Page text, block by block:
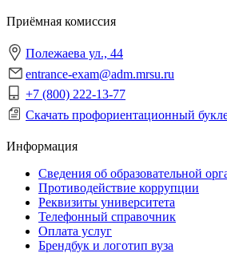
Приёмная комиссия
Полежаева ул., 44
entrance-exam@adm.mrsu.ru
+7 (800) 222-13-77
Скачать профориентационный
Информация
Сведения об образовательной
Противодействие коррупции
Реквизиты университета
Телефонный справочник
Оплата услуг
Брендбук и логотип вуза